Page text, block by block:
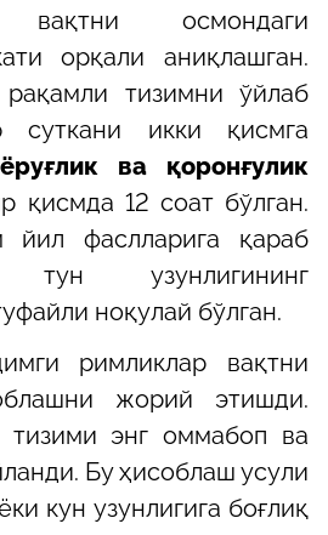
вақтни осмондаги
орқали аниқлашган.
тизимни ўйлаб
суткани икки қисмга
ёруғлик ва қоронғулик
қисмда 12 соат бўлган.
фаслларига қараб
узунлигининг
ноқулай бўлган.
римликлар вақтни
жорий этишди.
тизими энг оммабоп ва
Бу ҳисоблаш усули
кун узунлигига боғлиқ